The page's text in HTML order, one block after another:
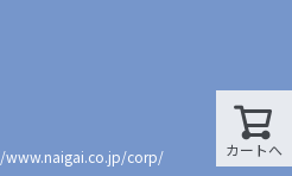
カートへ
www.naigai.co.jp/corp/